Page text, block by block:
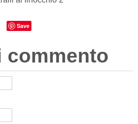
Save
commento